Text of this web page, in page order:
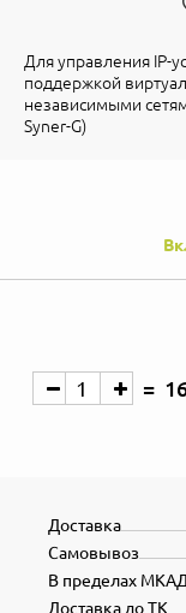
Для управления IP-
поддержкой
независимыми
Syner-G)
Доставка
Самовывоз
В пределах МКАД
Доставка до ТК